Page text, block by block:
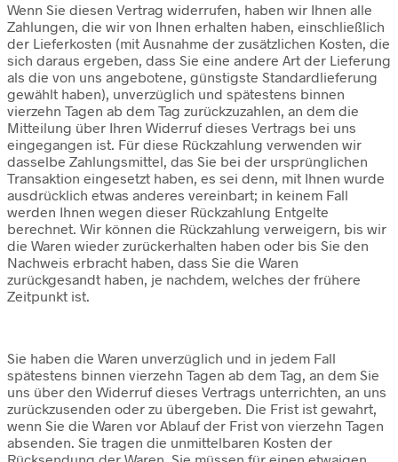
Wenn Sie diesen Vertrag widerrufen, haben wir Ihnen alle
Zahlungen, die wir von Ihnen erhalten haben, einschließlich
der Lieferkosten (mit Ausnahme der zusätzlichen Kosten, die
sich daraus ergeben, dass Sie eine andere Art der Lieferung
als die von uns angebotene, günstigste Standardlieferung
gewählt haben), unverzüglich und spätestens binnen
vierzehn Tagen ab dem Tag zurückzuzahlen, an dem die
Mitteilung über Ihren Widerruf dieses Vertrags bei uns
eingegangen ist. Für diese Rückzahlung verwenden wir
dasselbe Zahlungsmittel, das Sie bei der ursprünglichen
Transaktion eingesetzt haben, es sei denn, mit Ihnen wurde
ausdrücklich etwas anderes vereinbart; in keinem Fall
werden Ihnen wegen dieser Rückzahlung Entgelte
berechnet. Wir können die Rückzahlung verweigern, bis wir
die Waren wieder zurückerhalten haben oder bis Sie den
Nachweis erbracht haben, dass Sie die Waren
zurückgesandt haben, je nachdem, welches der frühere
Zeitpunkt ist.
Sie haben die Waren unverzüglich und in jedem Fall
spätestens binnen vierzehn Tagen ab dem Tag, an dem Sie
uns über den Widerruf dieses Vertrags unterrichten, an uns
zurückzusenden oder zu übergeben. Die Frist ist gewahrt,
wenn Sie die Waren vor Ablauf der Frist von vierzehn Tagen
absenden. Sie tragen die unmittelbaren Kosten der